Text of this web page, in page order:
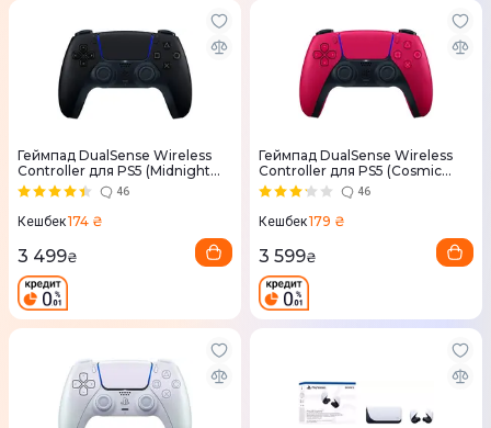
Геймпад DualSense Wireless
Controller для PS5 (Midnight
Black)
46
Кешбек174 ₴
3 499₴
Геймпад DualSense Wireless
Controller для PS5 (Cosmic
Red)
46
Кешбек179 ₴
3 599₴